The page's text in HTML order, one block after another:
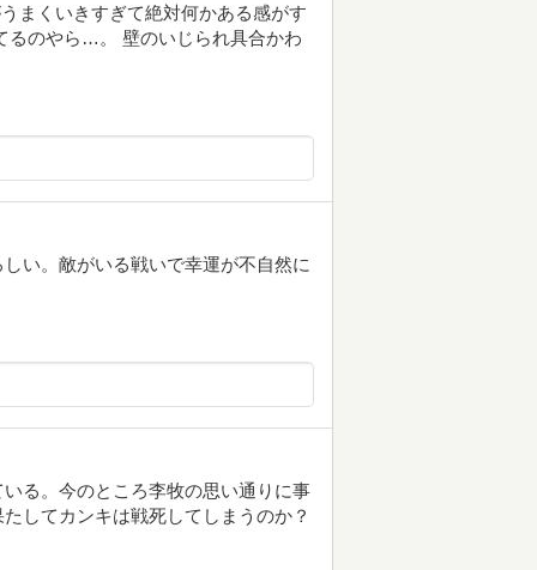
まくいきすぎて絶対何かある感がす
るのやら…。 壁のいじられ具合かわ
い。敵がいる戦いで幸運が不自然に
る。今のところ李牧の思い通りに事
してカンキは戦死してしまうのか？